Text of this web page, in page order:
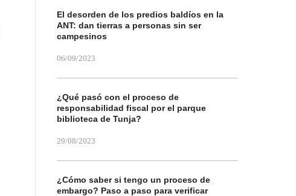
El desorden de los predios baldíos en la
ANT: dan tierras a personas sin ser
campesinos
06/09/2023
¿Qué pasó con el proceso de
responsabilidad fiscal por el parque
biblioteca de Tunja?
29/08/2023
¿Cómo saber si tengo un proceso de
embargo? Paso a paso para verificar